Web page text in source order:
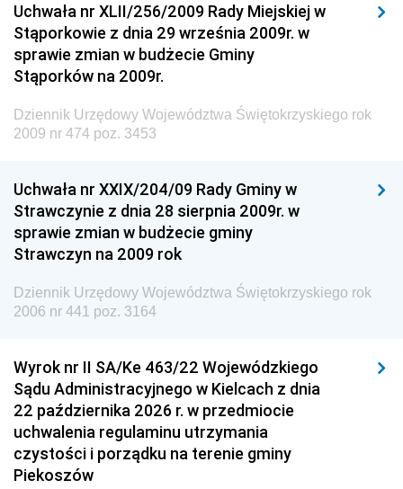
Dziennik Urzędowy Generalnej Dyrekcji Dróg
Krajowych i Autostrad
Dziennik Urzędowy Ministra Środowiska
Dziennik Urzędowy Ministra Edukacji
Dziennik Urzędowy Ministra Przemysłu
Dziennik Urzędowy Ministra Finansów i Gospodarki
Dziennik Urzędowy Ministra do Spraw Unii
Dziennik Urzędowy Agencji Wywiadu
Uchwała nr XLII/256/2009 Rady Miejskiej w
Stąporkowie z dnia 29 września 2009r. w
sprawie zmian w budżecie Gminy
Stąporków na 2009r.
Dziennik Urzędowy Województwa Świętokrzyskiego rok
2009 nr 474 poz. 3453
Uchwała nr XXIX/204/09 Rady Gminy w
Strawczynie z dnia 28 sierpnia 2009r. w
sprawie zmian w budżecie gminy
Strawczyn na 2009 rok
Dziennik Urzędowy Województwa Świętokrzyskiego rok
2006 nr 441 poz. 3164
Wyrok nr II SA/Ke 463/22 Wojewódzkiego
Sądu Administracyjnego w Kielcach z dnia
22 października 2026 r. w przedmiocie
uchwalenia regulaminu utrzymania
czystości i porządku na terenie gminy
Piekoszów